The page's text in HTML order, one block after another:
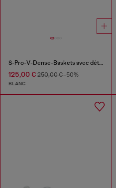
S-Pro-V-Dense-Baskets avec détails métalliques
125,00 € 250,00 €-50%
BLANC